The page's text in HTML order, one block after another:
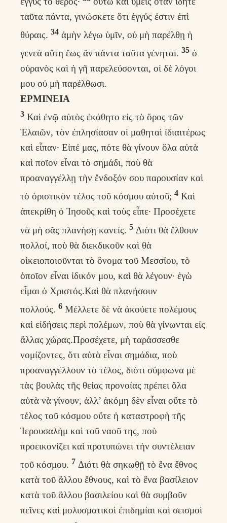
ταῦτα πάντα, γινώσκετε ὅτι ἐγγύς ἐστιν ἐπὶ
θύραις. 34 ἀμὴν λέγω ὑμῖν, οὐ μὴ παρέλθῃ ἡ
γενεὰ αὕτη ἕως ἂν πάντα ταῦτα γένηται. 35 ὁ
οὐρανὸς καὶ ἡ γῆ παρελεύσονται, οἱ δὲ λόγοι
μου οὐ μὴ παρέλθωσι.
ΕΡΜΙΝΕΙΑ
3 Καὶ ἐνῷ αὐτὸς ἐκάθητο εἰς τὸ ὅρος τῶν
Ἐλαιῶν, τὸν ἐπλησίασαν οἱ μαθηταὶ ἰδιαιτέρως
καὶ εἶπαν· Εἰπέ μας, πότε θὰ γίνουν ὅλα αὐτὰ
καὶ ποῖον εἶναι τὸ σημάδι, ποὺ θὰ
προαναγγέλλῃ τὴν ἔνδοξόν σου παρουσίαν καὶ
τὸ ὁριστικὸν τέλος τοῦ κόσμου αὐτοῦ; 4 Καὶ
ἀπεκρίθη ὁ Ἰησοῦς καὶ τοὺς εἶπε· Προσέχετε
νὰ μὴ σᾶς πλανήσῃ κανείς. 5 Διότι θὰ ἔλθουν
πολλοί, ποὺ θὰ διεκδικοῦν καὶ θὰ
οἰκειοποιοῦνται τὸ ὄνομα τοῦ Μεσσίου, τὸ
ὁποῖον εἶναι ἰδικόν μου, καὶ θὰ λέγουν· ἐγὼ
εἶμαι ὁ Χριστός.Καὶ θὰ πλανήσουν
πολλούς. 6 Μέλλετε δὲ νὰ ἀκούετε πολέμους
καὶ εἰδήσεις περὶ πολέμων, ποὺ θὰ γίνωνται εἰς
ἄλλας χώρας.Προσέχετε, μὴ ταράσσεσθε
νομίζοντες, ὅτι αὐτὰ εἶναι σημάδια, ποὺ
προαναγγέλλουν τὸ τέλος, διότι σύμφωνα μὲ
τὰς βουλὰς τῆς θείας προνοίας πρέπει ὅλα
αὐτὰ νὰ γίνουν, ἀλλ’ ἀκόμη δὲν εἶναι οὔτε τὸ
τέλος τοῦ κόσμου οὔτε ἡ καταστροφὴ τῆς
Ἱερουσαλὴμ καὶ τοῦ ναοῦ της, ποὺ
προεικονίζει καὶ προτυπώνει τὴν συντέλειαν
τοῦ κόσμου. 7 Διότι θὰ σηκωθῇ τὸ ἕνα ἔθνος
κατὰ τοῦ ἄλλου ἔθνους, καὶ τὸ ἕνα βασίλειον
κατὰ τοῦ ἅλλου βασιλείου καὶ θὰ συμβοῦν
πεῖνες καὶ μολυσματικοὶ ἐπιδημίαι καὶ σεισμοὶ